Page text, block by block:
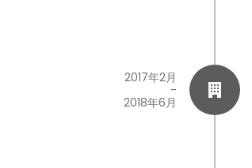
2017年2月
-
2018年6月